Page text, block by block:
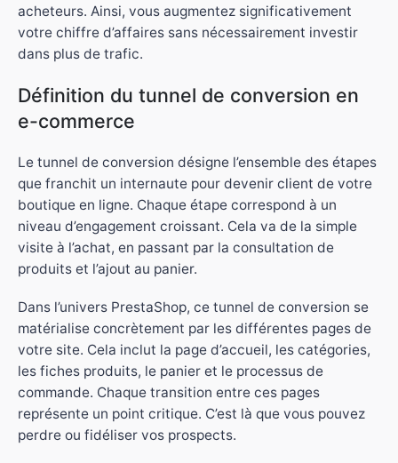
acheteurs. Ainsi, vous augmentez significativement
votre chiffre d’affaires sans nécessairement investir
dans plus de trafic.
Définition du tunnel de conversion en
e-commerce
Le tunnel de conversion désigne l’ensemble des étapes
que franchit un internaute pour devenir client de votre
boutique en ligne. Chaque étape correspond à un
niveau d’engagement croissant. Cela va de la simple
visite à l’achat, en passant par la consultation de
produits et l’ajout au panier.
Dans l’univers PrestaShop, ce tunnel de conversion se
matérialise concrètement par les différentes pages de
votre site. Cela inclut la page d’accueil, les catégories,
les fiches produits, le panier et le processus de
commande. Chaque transition entre ces pages
représente un point critique. C’est là que vous pouvez
perdre ou fidéliser vos prospects.